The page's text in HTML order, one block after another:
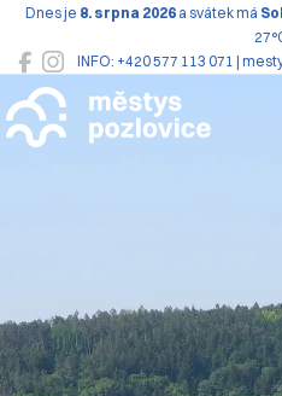
INFO: +420 577 113 071 |
Dnes je 8. srpna 2026 a svátek má
Pozlovice